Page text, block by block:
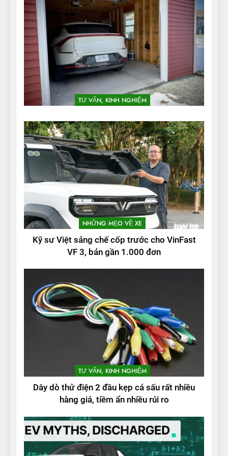
TƯ VẤN, KINH NGHIỆM
NHỮNG MẸO VỀ XE
Kỹ sư Việt sáng chế cốp trước cho VinFast
VF 3, bán gần 1.000 đơn
TƯ VẤN, KINH NGHIỆM
Dây dò thử điện 2 đầu kẹp cá sấu rất nhiều
hàng giả, tiềm ẩn nhiều rủi ro